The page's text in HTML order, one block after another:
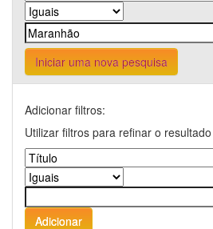
Iniciar uma nova pesquisa
Adicionar filtros:
Utilizar filtros para refinar o